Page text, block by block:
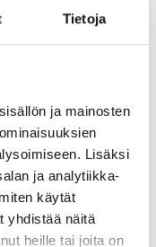
Tietoja
ja mainosten
Lisäksi
ja analytiikka-
käytät
yhdistää näitä
heille tai joita on